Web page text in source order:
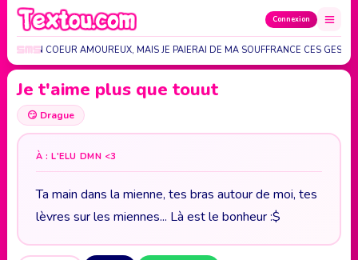
Connexion
MON COEUR AMOUREUX, MAIS JE PAIERAI DE MA SOUFFRANCE CES
Je t'aime plus que touut
😏 Drague
À : L'ELU DMN <3
Ta main dans la mienne, tes bras autour de moi, tes
lèvres sur les miennes... Là est le bonheur :$